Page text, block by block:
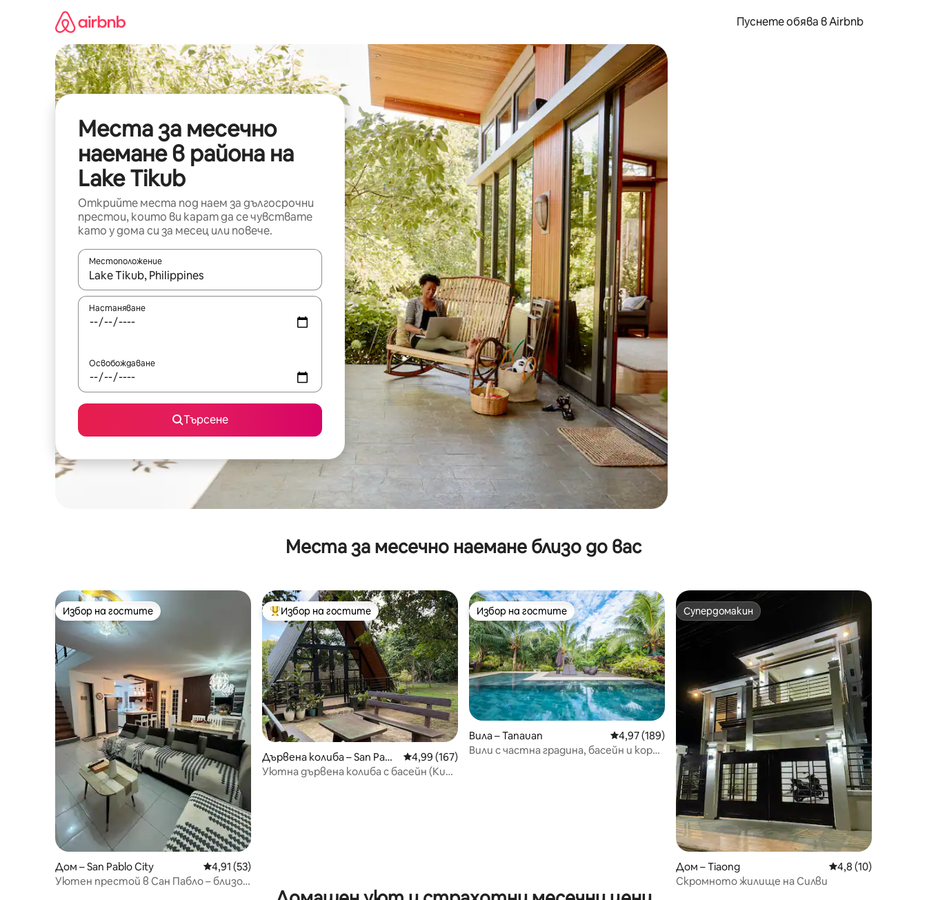
съдържанието
Пуснете обява в Airbnb
Места за месечно
наемане в района на
Lake Tikub
Открийте места под наем за дългосрочни
престои, които ви карат да се чувствате
като у дома си за месец или повече.
Местоположение
Когато резултатите се покажат, използвайте клавишите със стрелки нагоре и надолу или навигирайте с докосване или плъзгане.
Настаняване
Освобождаване
Търсене
Места за месечно наемане близо до вас
Избор на гостите
Избор на гостите
Дом – San Pablo City Средна оценка: 4,91 от 5, 53 отзива
4,91 (53)
Уютен престой в Сан Пабло – близо
Най-популярен избор на гостите
Избор на гостите
Дървена колиба – San Pabl
o City
Средна оценка: 4,99 от 5, 167 отзива
4,99 (167)
Уютна дървена колиба с басейн (Kubo
Избор на гостите
Избор на гостите
Вила – Tanauan Средна оценка: 4,97 от 5, 189 отзива
4,97 (189)
Вили с частна градина, басейн и корт
Супердомакин
Супердомакин
Дом – Tiaong Средна оценка:
4,8 (10)
Скромното жилище на Силви